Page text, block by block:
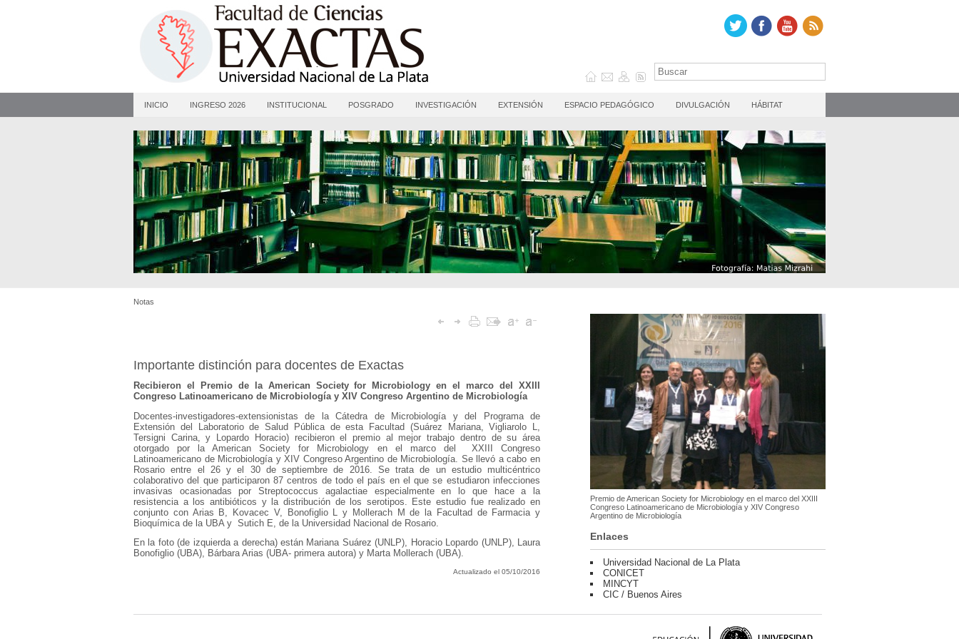
INICIO INGRESO 2026 INSTITUCIONAL POSGRADO INVESTIGACIÓN EXTENSIÓN ESPACIO PEDAGÓGICO DIVULGACIÓN HÁBITAT
Notas
Importante distinción para docentes de Exactas
Recibieron el Premio de la American Society for Microbiology en el marco del XXIII
Congreso Latinoamericano de Microbiología y XIV Congreso Argentino de Microbiología
Docentes-investigadores-extensionistas de la Cátedra de Microbiología y del Programa de
Extensión del Laboratorio de Salud Pública de esta Facultad (Suárez Mariana, Vigliarolo L,
Tersigni Carina, y Lopardo Horacio) recibieron el premio al mejor trabajo dentro de su área
otorgado por la American Society for Microbiology en el marco del XXIII Congreso
Latinoamericano de Microbiología y XIV Congreso Argentino de Microbiología. Se llevó a cabo en
Rosario entre el 26 y el 30 de septiembre de 2016. Se trata de un estudio multicéntrico
colaborativo del que participaron 87 centros de todo el país en el que se estudiaron infecciones
invasivas ocasionadas por Streptococcus agalactiae especialmente en lo que hace a la
resistencia a los antibióticos y la distribución de los serotipos. Este estudio fue realizado en
conjunto con Arias B, Kovacec V, Bonofiglio L y Mollerach M de la Facultad de Farmacia y
Bioquímica de la UBA y Sutich E, de la Universidad Nacional de Rosario.
En la foto (de izquierda a derecha) están Mariana Suárez (UNLP), Horacio Lopardo (UNLP), Laura
Bonofiglio (UBA), Bárbara Arias (UBA- primera autora) y Marta Mollerach (UBA).
Actualizado el 05/10/2016
Premio de American Society for Microbiology en el marco del XXIII
Congreso Latinoamericano de Microbiología y XIV Congreso
Argentino de Microbiología
Enlaces
Universidad Nacional de La Plata
CONICET
MINCYT
CIC / Buenos Aires